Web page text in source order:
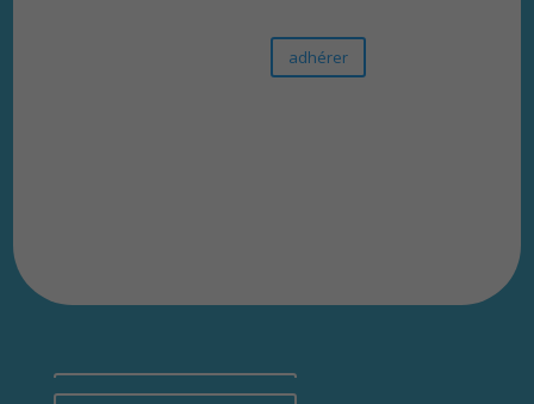
adhérer
Retour à la page précédente